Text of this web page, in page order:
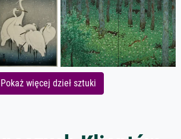
Pokaż więcej dzieł sztuki